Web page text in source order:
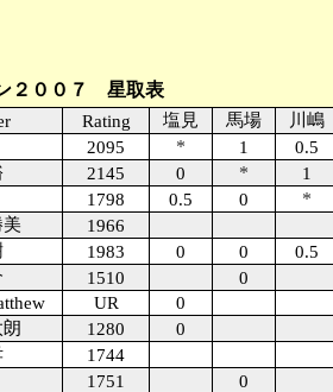
２００７ 星取表
Rating 塩見 馬場
川嶋
2095 * 1
0.5
2145 0 *
1
1798 0.5 0 *
1966
1983 0 0
0.5
1510
0
UR
0
1280
0
1744
1751
0